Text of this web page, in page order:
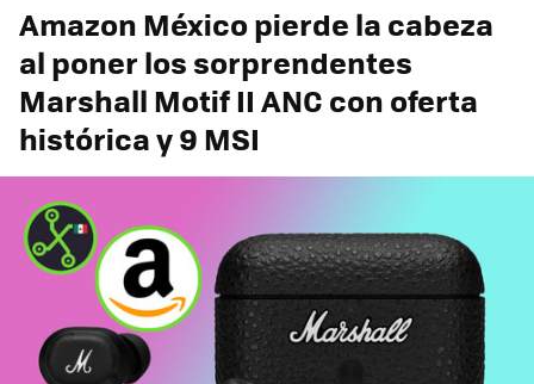
Amazon México pierde la cabeza
al poner los sorprendentes
Marshall Motif II ANC con oferta
histórica y 9 MSI